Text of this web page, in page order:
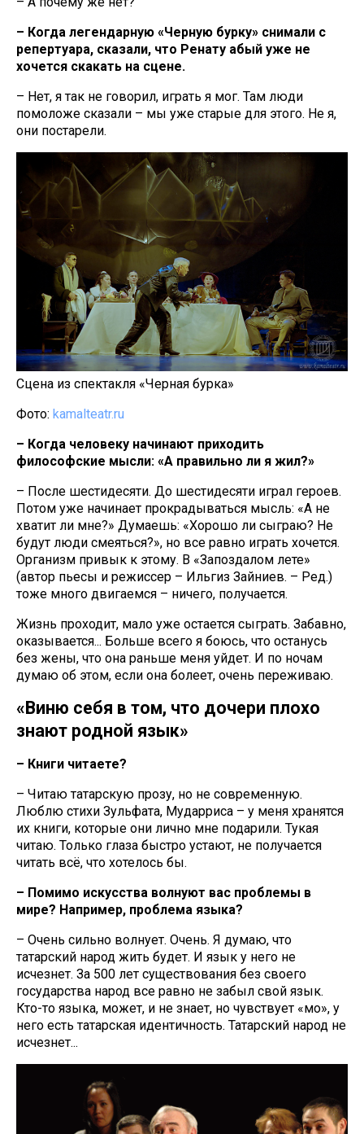
– Когда легендарную «Черную бурку» снимали с
репертуара, сказали, что Ренату абый уже не
хочется скакать на сцене.
– Нет, я так не говорил, играть я мог. Там люди
помоложе сказали – мы уже старые для этого. Не я,
они постарели.
Сцена из спектакля «Черная бурка»
Фото: kamalteatr.ru
– Когда человеку начинают приходить
философские мысли: «А правильно ли я жил?»
– После шестидесяти. До шестидесяти играл героев.
Потом уже начинает прокрадываться мысль: «А не
хватит ли мне?» Думаешь: «Хорошо ли сыграю? Не
будут люди смеяться?», но все равно играть хочется.
Организм привык к этому. В «Запоздалом лете»
(автор пьесы и режиссер – Ильгиз Зайниев. – Ред.)
тоже много двигаемся – ничего, получается.
Жизнь проходит, мало уже остается сыграть. Забавно,
оказывается... Больше всего я боюсь, что останусь
без жены, что она раньше меня уйдет. И по ночам
думаю об этом, если она болеет, очень переживаю.
«Виню себя в том, что дочери плохо
знают родной язык»
– Книги читаете?
– Читаю татарскую прозу, но не современную.
Люблю стихи Зульфата, Мударриса – у меня хранятся
их книги, которые они лично мне подарили. Тукая
читаю. Только глаза быстро устают, не получается
читать всё, что хотелось бы.
– Помимо искусства волнуют вас проблемы в
мире? Например, проблема языка?
– Очень сильно волнует. Очень. Я думаю, что
татарский народ жить будет. И язык у него не
исчезнет. За 500 лет существования без своего
государства народ все равно не забыл свой язык.
Кто-то языка, может, и не знает, но чувствует «моң», у
него есть татарская идентичность. Татарский народ не
исчезнет...